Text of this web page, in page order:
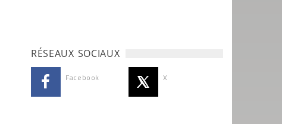
RÉSEAUX SOCIAUX
Facebook X